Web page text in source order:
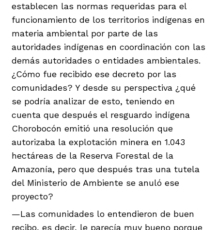
establecen las normas requeridas para el
funcionamiento de los territorios indígenas en
materia ambiental por parte de las
autoridades indígenas en coordinación con las
demás autoridades o entidades ambientales.
¿Cómo fue recibido ese decreto por las
comunidades? Y desde su perspectiva ¿qué
se podría analizar de esto, teniendo en
cuenta que después el resguardo indígena
Chorobocón emitió una resolución que
autorizaba la explotación minera en 1.043
hectáreas de la Reserva Forestal de la
Amazonía, pero que después tras una tutela
del Ministerio de Ambiente se anuló ese
proyecto?
—Las comunidades lo entendieron de buen
recibo, es decir, le parecía muy bueno porque